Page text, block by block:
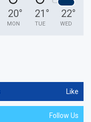
20°
MON
21 °
TUE
22°
WED
Like
Follow Us